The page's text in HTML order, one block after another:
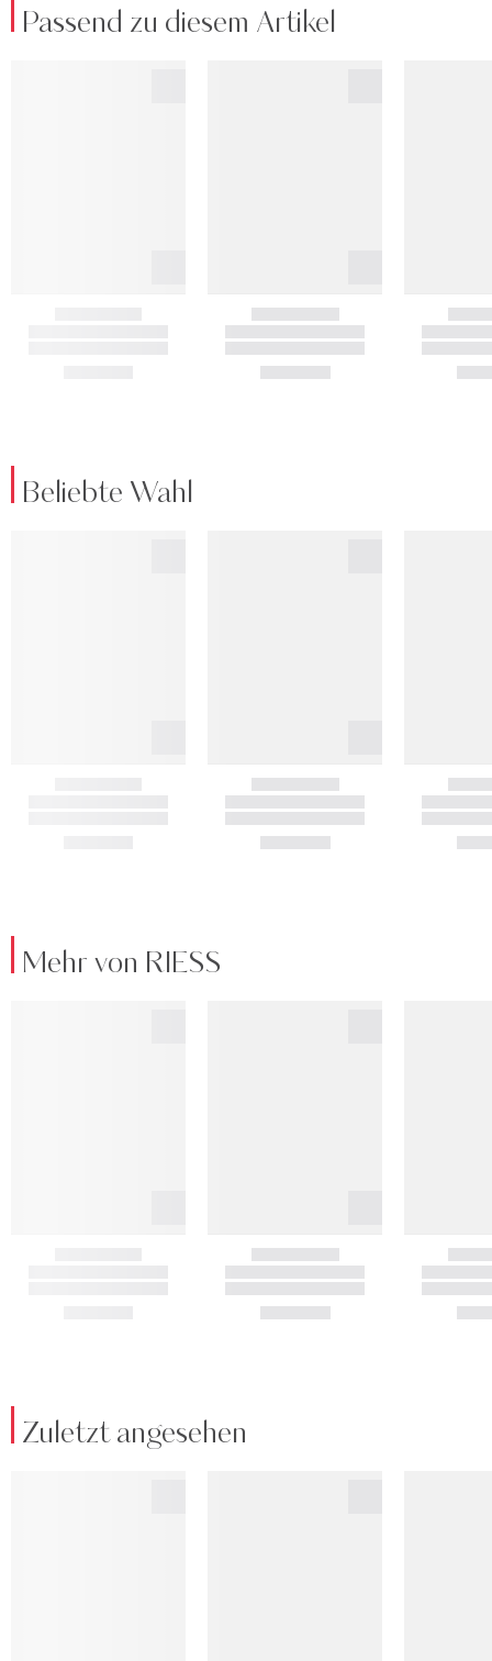
Passend zu diesem Artikel
Beliebte Wahl
Mehr von RIESS
Zuletzt angesehen